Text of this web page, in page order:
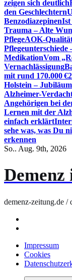
zeigen sich deutlich
den Geschlechtern
BenzodiazepinenIst
Trauma – Alte
PflegeAOK-
MedikationVom
Vernachlässigung
mit rund 170.000 €
Holstein –
Alzheimer-
Angehörigen bei
Lernen mit der
einfach erklärt
sehe was, was Du
erkennen
So.. Aug. 9th, 2026
demenz-zeitung.de /
Impressum
Cookies